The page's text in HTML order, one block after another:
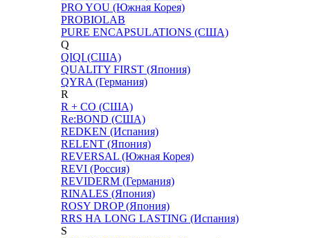
PRO YOU (Южная Корея)
PROBIOLAB
PURE ENCAPSULATIONS (США)
Q
QIQI (США)
QUALITY FIRST (Япония)
QYRA (Германия)
R
R + CO (США)
Re:BOND (США)
REDKEN (Испания)
RELENT (Япония)
REVERSAL (Южная Корея)
REVI (Россия)
REVIDERM (Германия)
RINALES (Япония)
ROSY DROP (Япония)
RRS НА LONG LASTING (Испания)
S